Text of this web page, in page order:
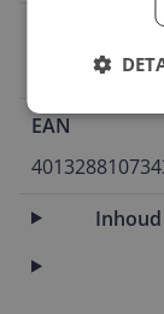
Product
EAN